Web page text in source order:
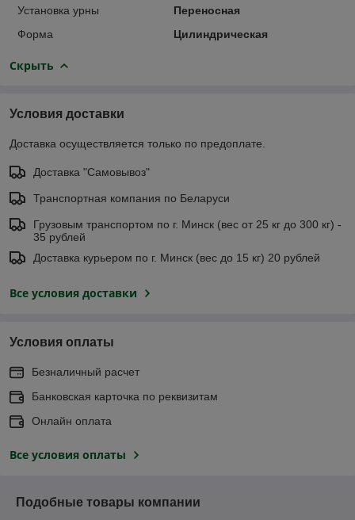
Установка урны
Переносная
Форма
Цилиндрическая
Скрыть
Условия доставки
Доставка осуществляется только по предоплате.
Доставка "Самовывоз"
Транспортная компания по Беларуси
Грузовым транспортом по г. Минск (вес от 25 кг до 300 кг) -
35 рублей
Доставка курьером по г. Минск (вес до 15 кг) 20 рублей
Все условия доставки
Условия оплаты
Безналичный расчет
Банковская карточка по реквизитам
Онлайн оплата
Все условия оплаты
Подобные товары компании